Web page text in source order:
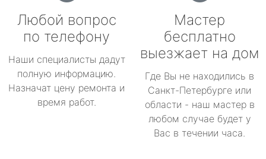
Любой вопрос
по телефону
Наши специалисты дадут
полную информацию.
Назначат цену ремонта и
время работ.
Мастер
бесплатно
выезжает на дом
Где Вы не находились в
Санкт-Петербурге или
области - наш мастер в
любом случае будет у
Вас в течении часа.